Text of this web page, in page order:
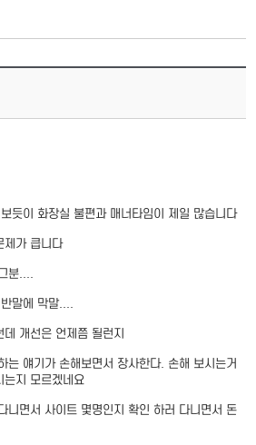
듯이 화장실 불편과 매너타임이 제일 많습니다
제가 큽니다
분....
말에 막말....
개선은 언제쯤 될런지
는 얘기가 손해보면서 장사한다. 손해 보시는거
는지 모르겠네요
니면서 사이트 몇명인지 확인 하러 다니면서 돈